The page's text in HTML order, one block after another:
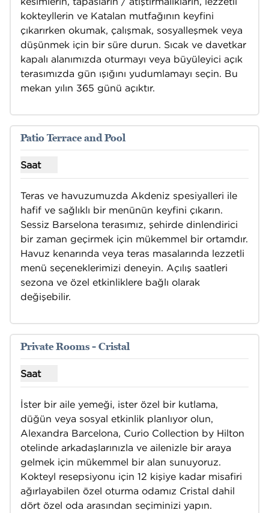
kokteyllerin ve Katalan mutfağının keyfini
çıkarırken okumak, çalışmak, sosyalleşmek veya
düşünmek için bir süre durun. Sıcak ve davetkar
kapalı alanımızda oturmayı veya büyüleyici açık
terasımızda gün ışığını yudumlamayı seçin. Bu
mekan yılın 365 günü açıktır.
1/8
1 / 8
önceki görsel
Patio Terrace and Pool
Saat
Teras ve Havuz için saat gösterin
Teras ve havuzumuzda Akdeniz spesiyalleri ile
hafif ve sağlıklı bir menünün keyfini çıkarın.
Sessiz Barselona terasımız, şehirde dinlendirici
bir zaman geçirmek için mükemmel bir ortamdır.
Havuz kenarında veya teras masalarında lezzetli
menü seçeneklerimizi deneyin. Açılış saatleri
sezona ve özel etkinliklere bağlı olarak
değişebilir.
1/2
1 / 2
önceki görsel
Private Rooms - Cristal
Saat
Özel Odalar - Cristal için saatleri göster
İster bir aile yemeği, ister özel bir kutlama,
düğün veya sosyal etkinlik planlıyor olun,
Alexandra Barcelona, Curio Collection by Hilton
otelinde arkadaşlarınızla ve ailenizle bir araya
gelmek için mükemmel bir alan sunuyoruz.
Kokteyl resepsiyonu için 12 kişiye kadar misafiri
ağırlayabilen özel oturma odamız Cristal dahil
dört özel oda arasından seçiminizi yapın.